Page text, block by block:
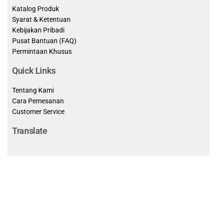
Katalog Produk
Syarat & Ketentuan
Kebijakan Pribadi
Pusat Bantuan (FAQ)
Permintaan Khusus
Quick Links
Tentang Kami
Cara Pemesanan
Customer Service
Translate